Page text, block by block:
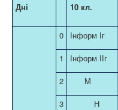
Виховна
Дистанційна освіта
Психологічна служба
Дні 10 кл.
0 Інформ Іг
1
Інформ ІІг
2
М
3
Н